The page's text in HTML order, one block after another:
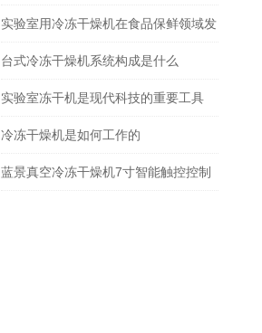
实验室用冷冻干燥机在食品保鲜领域发
挥着重要作用
台式冷冻干燥机系统构成是什么
实验室冻干机是现代科技的重要工具
冷冻干燥机是如何工作的
蓝景真空冷冻干燥机7寸智能触控控制